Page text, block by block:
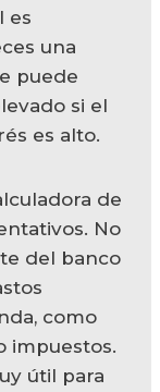
es
una
puede
si el
es alto.
de
No
del banco
como
impuestos.
útil para